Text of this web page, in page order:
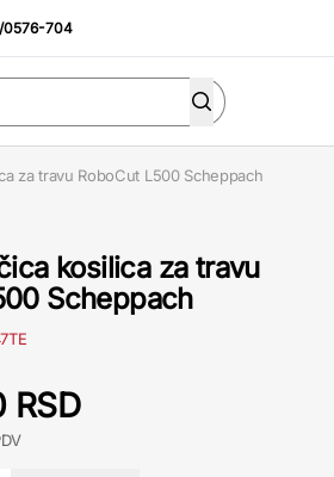
0576-704
za travu RoboCut L500 Scheppach
kosilica za travu
Scheppach
RSD